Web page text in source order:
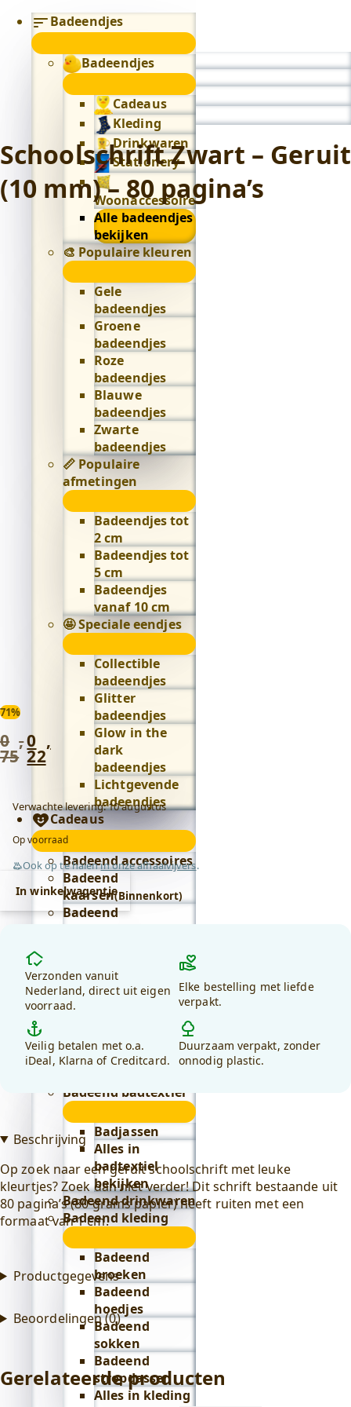
Badeendjes
Badeendjes
Cadeaus
Kleding
Drinkwaren
Stationery
Woonaccessoires
Alle badeendjes
bekijken
🎨 Populaire kleuren
Populaire
kleuren
submenu
Gele
badeendjes
Groene
badeendjes
Roze
badeendjes
Blauwe
badeendjes
Zwarte
badeendjes
📏 Populaire
afmetingen
Populaire
submenu
Badeendjes tot
2 cm
Badeendjes tot
5 cm
Badeendjes
vanaf 10 cm
🤩 Speciale eendjes
Speciale
eendjes
submenu
Collectible
badeendjes
Glitter
badeendjes
Glow in the
dark
badeendjes
Lichtgevende
badeendjes
Cadeaus
submenu
Badeend accessoires
Badeend
kaarsen(Binnenkort)
Badeend
feestartikelen
Badeend
sleutelhangers
Lifestyle
submenu
Badeend badtextiel
Badjassen
Alles in
badtextiel
bekijken
Badeend drinkwaren
Badeend kleding
Badeend
broeken
Badeend
hoedjes
Badeend
sokken
Badeend
stropdassen
Alles in kleding
Schoolschrift Zwart – Geruit
(10 mm) – 80 pagina’s
71%
0 ,
75
Oorspronkelijke
prijs
,
75.
0 ,
22
Huidige
,
22.
Verwachte levering: 10 augustus
Op voorraad
Ook op te halenin onze afhaalvijvers.
In winkelwagentje
Waarom
kiezen
voor
debadeend.nl?
Verzonden vanuit
Nederland, direct uit eigen
voorraad.
Elke bestelling met liefde
verpakt.
Veilig betalen met o.a.
iDeal, Klarna of Creditcard.
Duurzaam verpakt, zonder
onnodig plastic.
Beschrijving
Op zoek naar een geruit schoolschrift met leuke
kleurtjes? Zoek dan niet verder! Dit schrift bestaande uit
80 pagina’s (80 grams papier) heeft ruiten met een
formaat van 1 cm.
Productgegevens
Beoordelingen (0)
Gerelateerde producten